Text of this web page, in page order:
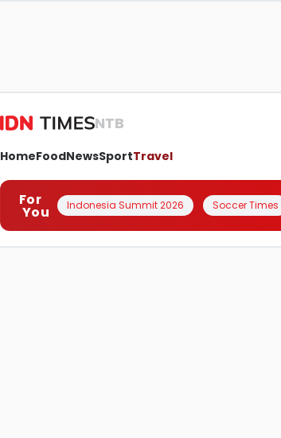
NTB
HomeFoodNewsSportTravel
For
You Indonesia Summit 2026 Soccer Times